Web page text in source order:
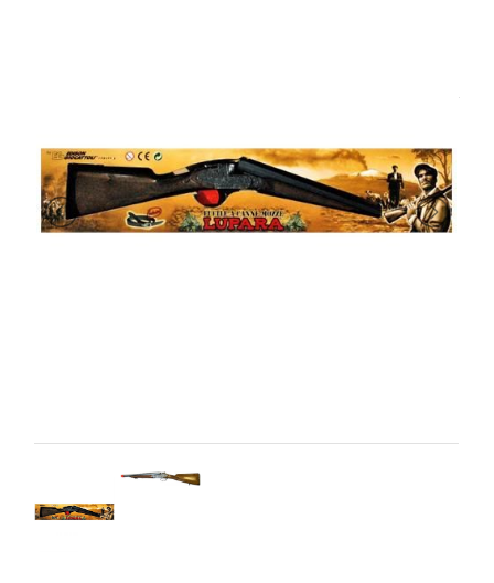
INFANZIA
PUZZLE
SYLVANIAN